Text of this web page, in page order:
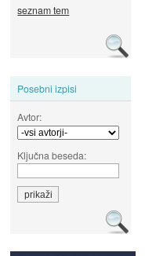
seznam tem
Posebni izpisi
Avtor:
Ključna beseda: